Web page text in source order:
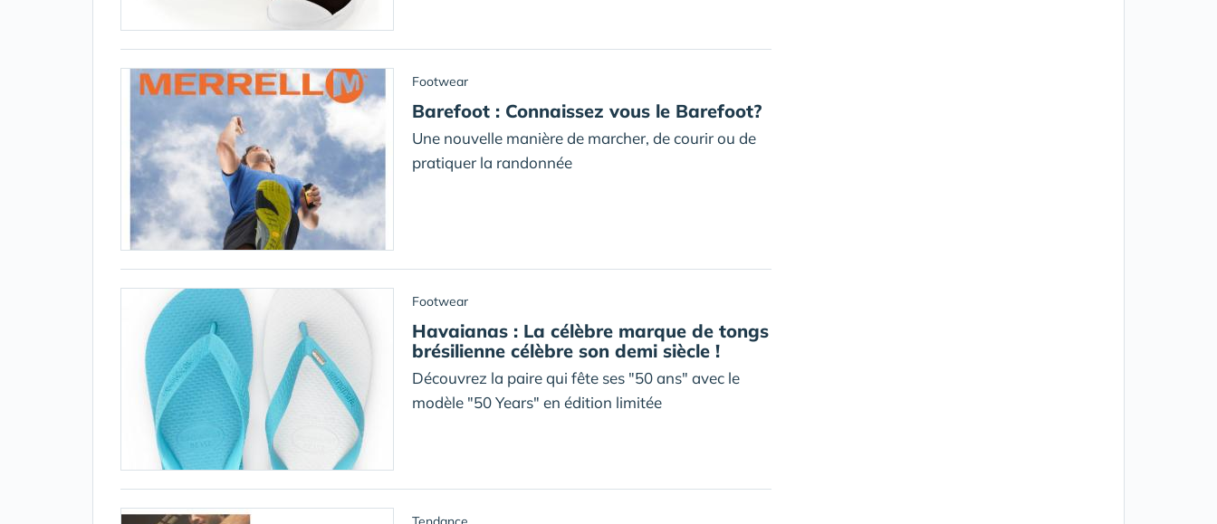
Footwear
Barefoot : Connaissez vous le Barefoot?
Une nouvelle manière de marcher, de courir ou de
pratiquer la randonnée
Footwear
Havaianas : La célèbre marque de tongs
brésilienne célèbre son demi siècle !
Découvrez la paire qui fête ses "50 ans" avec le
modèle "50 Years" en édition limitée